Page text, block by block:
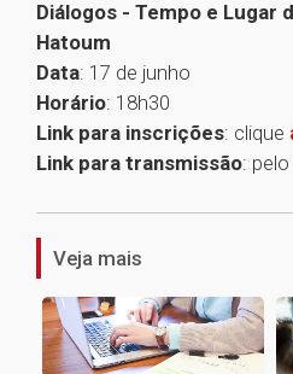
Diálogos - Tempo e Lugar
Hatoum
Data: 17 de junho
Horário: 18h30
Link para inscrições: clique
Link para transmissão: pelo
1
Veja mais